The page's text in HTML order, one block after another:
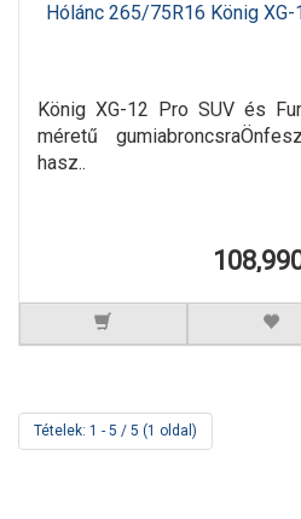
Hólánc 265/75R16 König XG-
König XG-12 Pro SUV és
méretű
hasz..
Tételek: 1 - 5 / 5 (1 oldal)